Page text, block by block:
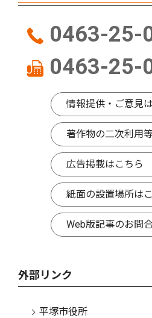
0463-25-
0463-25-
情報提供・ご意見
著作物の二次利用
広告掲載はこちら
紙面の設置場所は
Web版記事のお問
外部リンク
平塚市役所